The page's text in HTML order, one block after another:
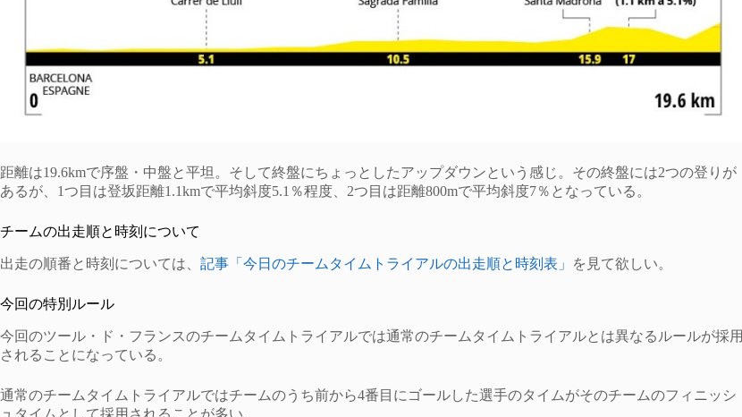
距離は19.6kmで序盤・中盤と平坦。そして終盤にちょっとしたアップダウンという感じ。その終盤には2つの登りが
あるが、1つ目は登坂距離1.1kmで平均斜度5.1％程度、2つ目は距離800mで平均斜度7％となっている。
チームの出走順と時刻について
出走の順番と時刻については、 記事「今日のチームタイムトライアルの出走順と時刻表」 を見て欲しい。
今回の特別ルール
今回のツール・ド・フランスのチームタイムトライアルでは通常のチームタイムトライアルとは異なるルールが採用
されることになっている。
通常のチームタイムトライアルではチームのうち前から4番目にゴールした選手のタイムがそのチームのフィニッシ
ュタイムとして採用されることが多い。